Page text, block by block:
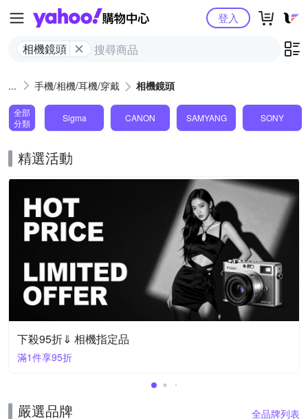
Yahoo購物中心
相機鏡頭
登入
手機/相機/耳機/穿戴 相機鏡頭
全部
分類
Sigma CANON SAMYANG SONY
精選活動
下殺95折⇓ 相機指定品
滿1件享95折
嚴選品牌 全品牌列表